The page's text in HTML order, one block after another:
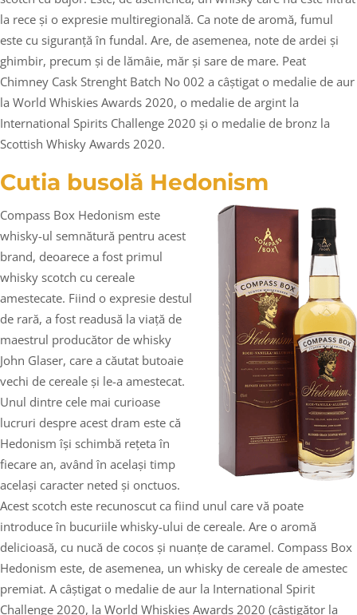
la rece și o expresie multiregională. Ca note de aromă, fumul
este cu siguranță în fundal. Are, de asemenea, note de ardei și
ghimbir, precum și de lămâie, măr și sare de mare. Peat
Chimney Cask Strenght Batch No 002 a câștigat o medalie de aur
la World Whiskies Awards 2020, o medalie de argint la
International Spirits Challenge 2020 și o medalie de bronz la
Scottish Whisky Awards 2020.
Cutia busolă Hedonism
Compass Box Hedonism este
whisky-ul semnătură pentru acest
brand, deoarece a fost primul
whisky scotch cu cereale
amestecate. Fiind o expresie destul
de rară, a fost readusă la viață de
maestrul producător de whisky
John Glaser, care a căutat butoaie
vechi de cereale și le-a amestecat.
Unul dintre cele mai curioase
lucruri despre acest dram este că
Hedonism își schimbă rețeta în
fiecare an, având în același timp
același caracter neted și onctuos.
Acest scotch este recunoscut ca fiind unul care vă poate
introduce în bucuriile whisky-ului de cereale. Are o aromă
delicioasă, cu nucă de cocos și nuanțe de caramel. Compass Box
Hedonism este, de asemenea, un whisky de cereale de amestec
premiat. A câștigat o medalie de aur la International Spirit
Challenge 2020, la World Whiskies Awards 2020 (câștigător la